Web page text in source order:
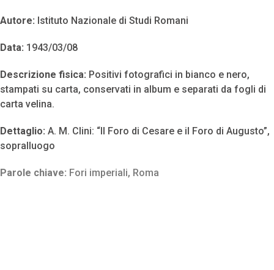
Autore: Istituto Nazionale di Studi Romani
Data: 1943/03/08
Descrizione fisica: Positivi fotografici in bianco e nero,
stampati su carta, conservati in album e separati da fogli di
carta velina.
Dettaglio: A. M. Clini: “Il Foro di Cesare e il Foro di Augusto”,
sopralluogo
Parole chiave: Fori imperiali, Roma